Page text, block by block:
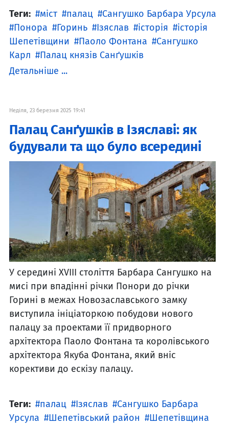
Теги: міст палац
Сангушко Барбара Урсула
Понора
Горинь Ізяслав історія
історія
Шепетівщини
Паоло Фонтана
Сангушко
Карл
Палац князів Санґушків
Детальніше ...
Неділя, 23 березня 2025 19:41
Палац Санґушків в Ізяславі: як
будували та що було всередині
У середині XVIII століття Барбара Сангушко на
мисі при впадінні річки Понори до річки
Горині в межах Новозаславського замку
виступила ініціаторкою побудови нового
палацу за проектами її придворного
архітектора Паоло Фонтана та королівського
архітектора Якуба Фонтана, який вніс
корективи до ескізу палацу.
Теги: палац Ізяслав
Сангушко Барбара
Урсула
Шепетівський район
Шепетівщина